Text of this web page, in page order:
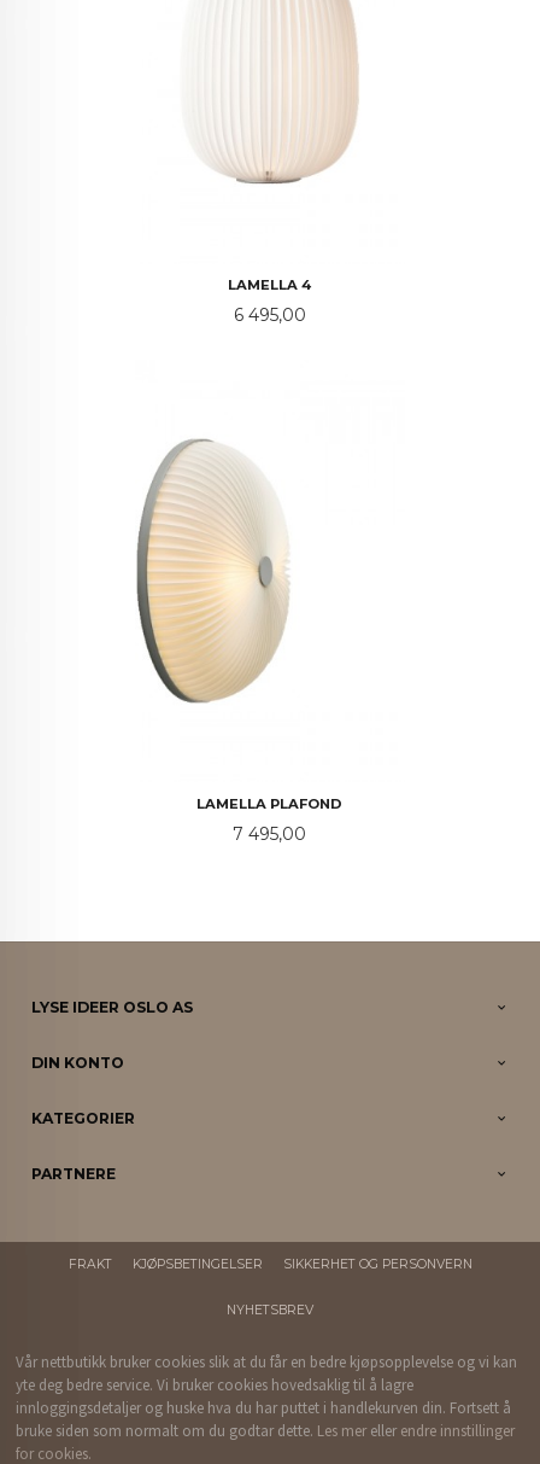
LAMELLA 4
Pris
6 495,00
LAMELLA PLAFOND
Pris
7 495,00
LYSE IDEER OSLO AS
DIN KONTO
KATEGORIER
PARTNERE
FRAKT KJØPSBETINGELSER SIKKERHET OG PERSONVERN
NYHETSBREV
Vår nettbutikk bruker cookies slik at du får en bedre kjøpsopplevelse og vi kan
yte deg bedre service. Vi bruker cookies hovedsaklig til å lagre
innloggingsdetaljer og huske hva du har puttet i handlekurven din. Fortsett å
bruke siden som normalt om du godtar dette. Les mer eller endre innstillinger
for cookies.